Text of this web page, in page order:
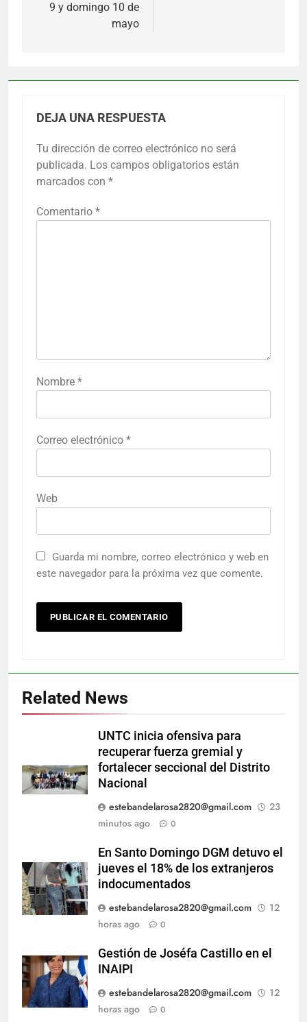
9 y domingo 10 de
mayo
DEJA UNA RESPUESTA
Tu dirección de correo electrónico no será
publicada. Los campos obligatorios están
marcados con *
Comentario *
Nombre *
Correo electrónico *
Web
Guarda mi nombre, correo electrónico y web en
este navegador para la próxima vez que comente.
Related News
UNTC inicia ofensiva para
recuperar fuerza gremial y
fortalecer seccional del Distrito
Nacional
estebandelarosa2820@gmail.com
23
minutos ago
0
En Santo Domingo DGM detuvo el
jueves el 18% de los extranjeros
indocumentados
estebandelarosa2820@gmail.com
12
horas ago
0
Gestión de Joséfa Castillo en el
INAIPI
estebandelarosa2820@gmail.com
12
horas ago
0